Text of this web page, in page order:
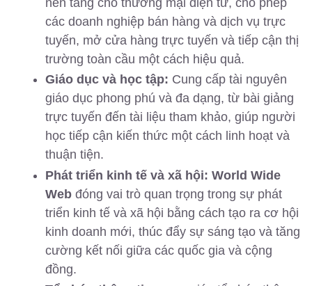
các doanh nghiệp bán hàng và dịch vụ trực
tuyến, mở cửa hàng trực tuyến và tiếp cận thị
trường toàn cầu một cách hiệu quả.
Giáo dục và học tập: Cung cấp tài nguyên
giáo dục phong phú và đa dạng, từ bài giảng
trực tuyến đến tài liệu tham khảo, giúp người
học tiếp cận kiến thức một cách linh hoạt và
thuận tiện.
Phát triển kinh tế và xã hội: World Wide
Web đóng vai trò quan trọng trong sự phát
triển kinh tế và xã hội bằng cách tạo ra cơ hội
kinh doanh mới, thúc đẩy sự sáng tạo và tăng
cường kết nối giữa các quốc gia và cộng
đồng.